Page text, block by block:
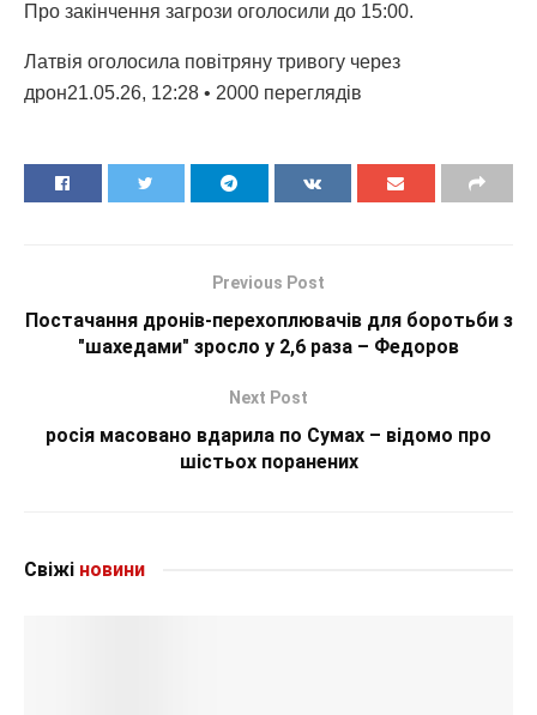
Про закінчення загрози оголосили до 15:00.
Латвія оголосила повітряну тривогу через
дрон21.05.26, 12:28 • 2000 переглядiв
Previous Post
Постачання дронів-перехоплювачів для боротьби з
"шахедами" зросло у 2,6 раза – Федоров
Next Post
росія масовано вдарила по Сумах – відомо про
шістьох поранених
Свіжі новини